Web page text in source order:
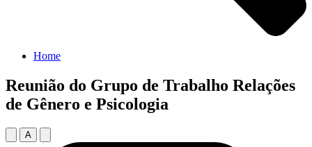
Home
Reunião do Grupo de Trabalho Relações
de Gênero e Psicologia
A